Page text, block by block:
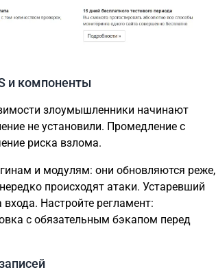
и компоненты
злоумышленники начинают
не установили. Промедление с
риска взлома.
и модулям: они обновляются реже,
происходят атаки. Устаревший
Настройте регламент:
с обязательным бэкапом перед